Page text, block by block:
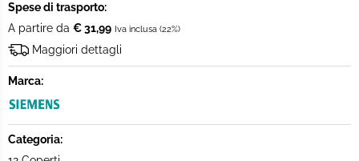
Spese di trasporto:
A partire da € 31,99 Iva inclusa (22%)
Maggiori dettagli
Marca:
Categoria: